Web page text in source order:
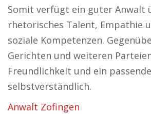
Somit verfügt ein guter Anwalt
rhetorisches Talent, Empathie
soziale Kompetenzen.
Gerichten und weiteren
Freundlichkeit und ein
selbstverständlich.
Anwalt Zofingen